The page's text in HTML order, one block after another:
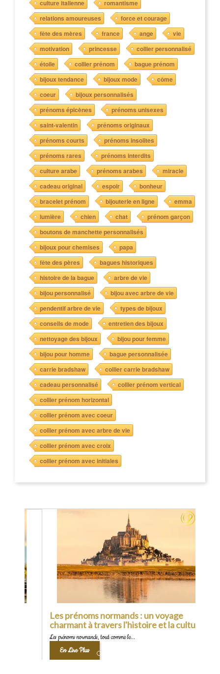
culture italienne
romantisme
relations amoureuses
force et courage
fête des mères
france ange
vie
motivation
princesse
collier personnalisé
étoile
collier prénom
bague prénom
bijoux tendance
bijoux mode
côme
coeur
bijoux personnalisés
prénoms épicènes
prénoms unisexes
saint-valentin
prénoms originaux
prénoms courts
prénoms insolites
prénoms rares
prénoms interdits
culture arabe
prénoms arabes
miracle
cadeau original
espoir
bonheur
bracelet prénom
bijouterie en ligne
emma
lumière
chien chat
prénom garçon
boutons de manchette personnalisés
bijoux pour chemises
papa
fête des pères
bagues historiques
histoire de la bague
arbre de vie
bijou personnalisé
bijou avec arbre de vie
pendentif arbre de vie
types de bijoux
conseils de mode
entretien des bijoux
nettoyage des bijoux
bijou pour femme
bijou pour homme
bague personnalisée
carrie bradshaw
collier carrie bradshaw
cadeau personnalisé
collier prénom vertical
collier prénom horizontal
collier prénom avec coeur
collier prénom avec arbre de vie
collier prénom avec croix
collier prénom avec initiales
Les prénoms normands : un voyage
charmant à travers l'histoire et la culture
Les prénoms normands, tout comme le...
En Lire Plus
Précédent